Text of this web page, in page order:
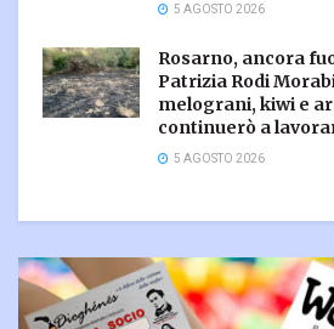
5 AGOSTO 2026
Rosarno, ancora
Patrizia Rodi
melograni, kiwi e
continuerò a
5 AGOSTO 2026